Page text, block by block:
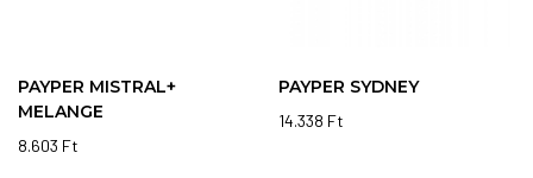
PAYPER MISTRAL+
MELANGE
8.603 Ft
PAYPER SYDNEY
14.338 Ft